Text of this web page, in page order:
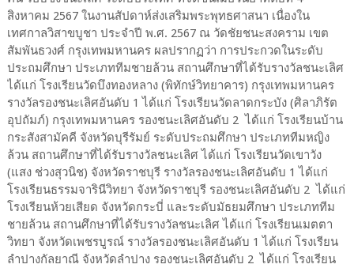
สิงหาคม 2567 ในงานสัปดาห์ส่งเสริมพระพุทธศาสนา เนื่องใน
เทศกาลวิสาขบูชา ประจำปี พ.ศ. 2567 ณ วัดชัยชนะสงคราม เขต
สัมพันธวงศ์ กรุงเทพมหานคร ผลปรากฏว่า การประกวดในระดับ
ประถมศึกษา ประเภททีมชายล้วน สถานศึกษาที่ได้รับรางวัลชนะเลิศ
ได้แก่ โรงเรียนวัดบึงทองหลาง (พิทักษ์วิทยาคาร) กรุงเทพมหานคร
รางวัลรองชนะเลิศอันดับ 1 ได้แก่ โรงเรียนวัดลาดกระบัง (ศิลาภิรัต
อุปถัมภ์) กรุงเทพมหานคร รองชนะเลิศอันดับ 2 ได้แก่ โรงเรียนบ้าน
กระสังสามัคคี จังหวัดบุรีรัมย์ ระดับประถมศึกษา ประเภททีมหญิง
ล้วน สถานศึกษาที่ได้รับรางวัลชนะเลิศ ได้แก่ โรงเรียนวัดเขาวัง
(แสง ช่วงสุวนิช) จังหวัดราชบุรี รางวัลรองชนะเลิศอันดับ 1 ได้แก่
โรงเรียนธรรมจารินีวิทยา จังหวัดราชบุรี รองชนะเลิศอันดับ 2 ได้แก่
โรงเรียนห้วยเสียด จังหวัดกระบี่ และระดับมัธยมศึกษา ประเภททีม
ชายล้วน สถานศึกษาที่ได้รับรางวัลชนะเลิศ ได้แก่ โรงเรียนเมตตา
วิทยา จังหวัดเพชรบูรณ์ รางวัลรองชนะเลิศอันดับ 1 ได้แก่ โรงเรียน
ลำปางกัลยาณี จังหวัดลำปาง รองชนะเลิศอันดับ 2 ได้แก่ โรงเรียน